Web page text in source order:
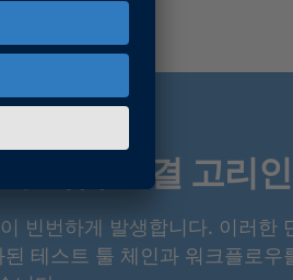
핵심 연결 고리
빈번하게 발생합니다. 이러한
테스트 툴 체인과 워크플로우